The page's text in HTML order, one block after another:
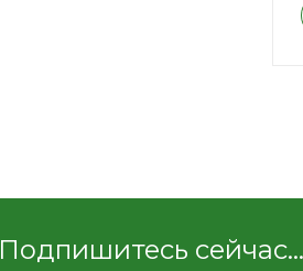
Подпишитесь сейчас...